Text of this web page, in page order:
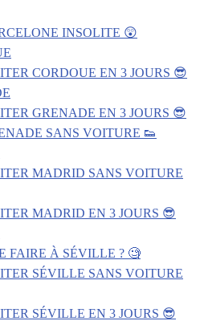
INSOLITE 😲
CORDOUE EN 3 JOURS 😎
GRENADE EN 3 JOURS 😎
SANS VOITURE 👟
MADRID SANS VOITURE
MADRID EN 3 JOURS 😎
FAIRE À SÉVILLE ? 🧐
SÉVILLE SANS VOITURE
SÉVILLE EN 3 JOURS 😎